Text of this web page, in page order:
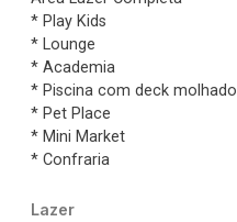
* Play Kids
* Lounge
* Academia
* Piscina com deck molhado
* Pet Place
* Mini Market
* Confraria
Lazer